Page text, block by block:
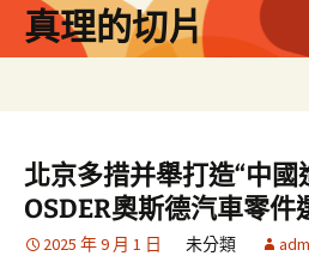
真理的切片
北京多措并舉打造“中國
OSDER奧斯德汽車零件
2025 年 9 月 1 日 未分類